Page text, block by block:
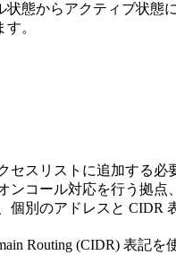
状態からアクティブ状態
。
セスリストに追加する必
ンコール対応を行う拠点
個別のアドレスと CIDR
Routing (CIDR) 表記